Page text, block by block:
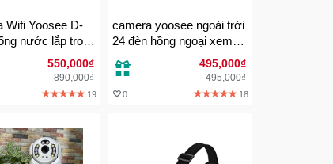
Wifi Yoosee D-
nước lắp trong
ngoài trời đều
550,000₫
890,000₫
19
camera yoosee ngoài trời
24 đèn hồng ngoại xem
495,000₫
495,000₫
0 18